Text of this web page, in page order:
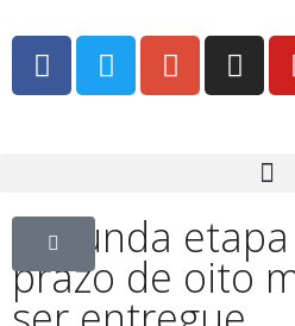
Segunda
prazo de oito